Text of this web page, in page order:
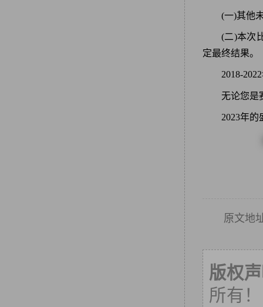
(一)其他
(二)本次
定最终结果。
2018-
无论您是
2023年
原文地
版权
所有